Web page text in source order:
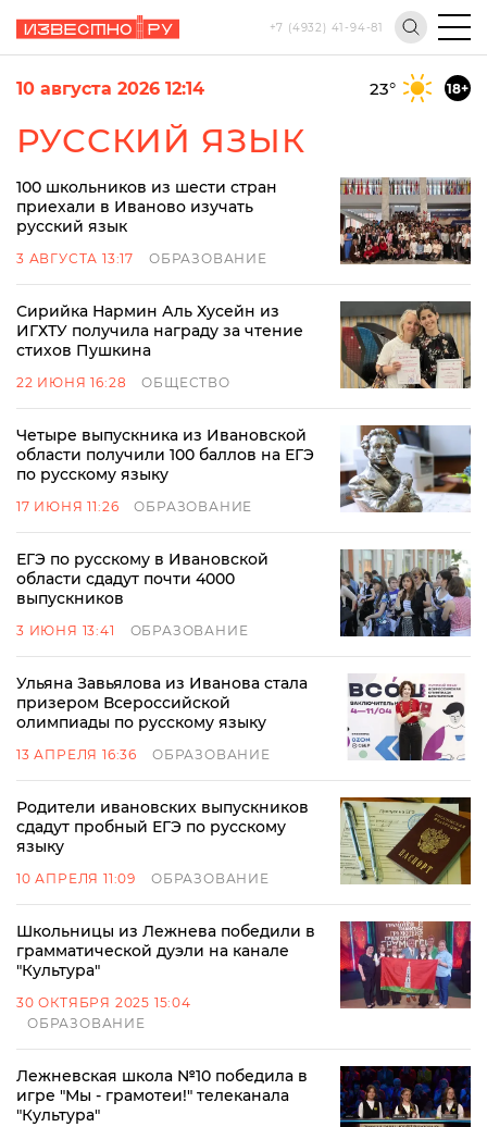
+7 (4932) 41-94-81
10 августа 2026 12:14 23° 18+
РУССКИЙ ЯЗЫК
100 школьников из шести стран
приехали в Иваново изучать
русский язык
3 АВГУСТА 13:17 ОБРАЗОВАНИЕ
Сирийка Нармин Аль Хусейн из
ИГХТУ получила награду за чтение
стихов Пушкина
22 ИЮНЯ 16:28 ОБЩЕСТВО
Четыре выпускника из Ивановской
области получили 100 баллов на ЕГЭ
по русскому языку
17 ИЮНЯ 11:26 ОБРАЗОВАНИЕ
ЕГЭ по русскому в Ивановской
области сдадут почти 4000
выпускников
3 ИЮНЯ 13:41 ОБРАЗОВАНИЕ
Ульяна Завьялова из Иванова стала
призером Всероссийской
олимпиады по русскому языку
13 АПРЕЛЯ 16:36 ОБРАЗОВАНИЕ
Родители ивановских выпускников
сдадут пробный ЕГЭ по русскому
языку
10 АПРЕЛЯ 11:09 ОБРАЗОВАНИЕ
Школьницы из Лежнева победили в
грамматической дуэли на канале
"Культура"
30 ОКТЯБРЯ 2025 15:04
ОБРАЗОВАНИЕ
Лежневская школа №10 победила в
игре "Мы - грамотеи!" телеканала
"Культура"